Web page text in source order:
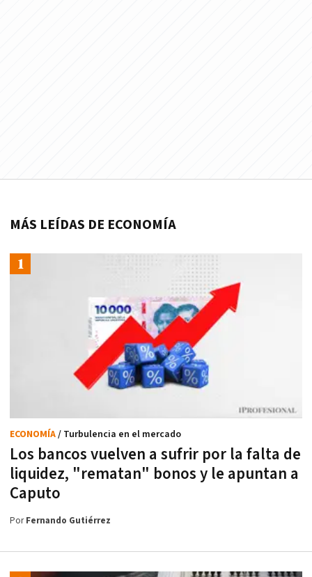
MÁS LEÍDAS DE ECONOMÍA
Los bancos vuelven a sufrir por la falta de
liquidez, "rematan" bonos y le apuntan a
Caputo
ECONOMÍA/ Turbulencia en el mercado
PorFernando Gutiérrez